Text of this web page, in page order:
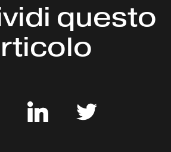
questo